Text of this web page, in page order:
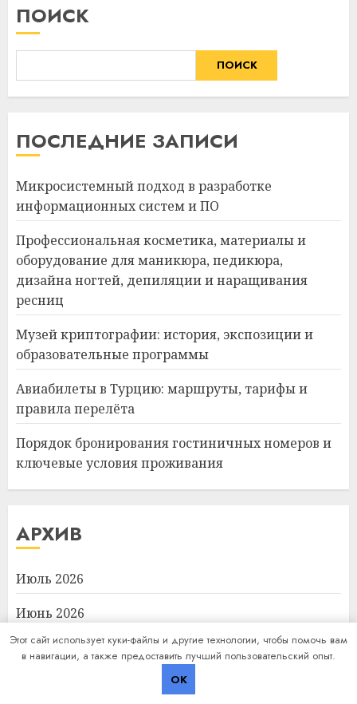
ПОИСК
ПОИСК
ПОСЛЕДНИЕ ЗАПИСИ
Микросистемный подход в разработке
информационных систем и ПО
Профессиональная косметика, материалы и
оборудование для маникюра, педикюра,
дизайна ногтей, депиляции и наращивания
ресниц
Музей криптографии: история, экспозиции и
образовательные программы
Авиабилеты в Турцию: маршруты, тарифы и
правила перелёта
Порядок бронирования гостиничных номеров и
ключевые условия проживания
АРХИВ
Июль 2026
Июнь 2026
Май 2026
Этот сайт использует куки-файлы и другие технологии, чтобы помочь вам
в навигации, а также предоставить лучший пользовательский опыт.
OK